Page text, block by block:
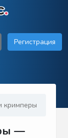
Регистрация
кримперы
—